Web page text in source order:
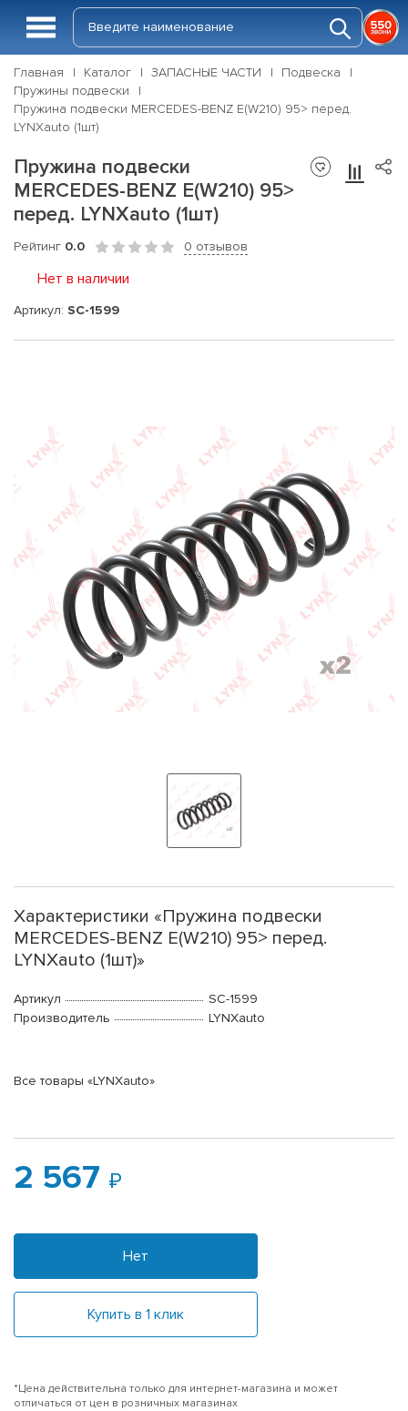
Главная Каталог ЗАПАСНЫЕ ЧАСТИ
Подвеска
Пружины подвески
Пружина подвески MERCEDES-BENZ E(W210) 95> перед.
LYNXauto (1шт)
Пружина подвески
MERCEDES-BENZ E(W210) 95>
перед. LYNXauto (1шт)
Рейтинг 0.0 0 отзывов
Нет в наличии
Артикул: SC-1599
Характеристики «Пружина подвески
MERCEDES-BENZ E(W210) 95> перед.
LYNXauto (1шт)»
Артикул
SC-1599
Производитель
LYNXauto
Все товары «LYNXauto»
2 567
Нет
Купить в 1 клик
*Цена действительна только для интернет-магазина и может
отличаться от цен в розничных магазинах